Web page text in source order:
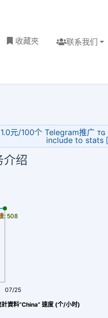
收藏夾 联系我们
1.0元/100个 Telegram推广
include to stats
介绍
包括到統計資料“China” 速度 (个/小时)
07/25
: 508
: 508